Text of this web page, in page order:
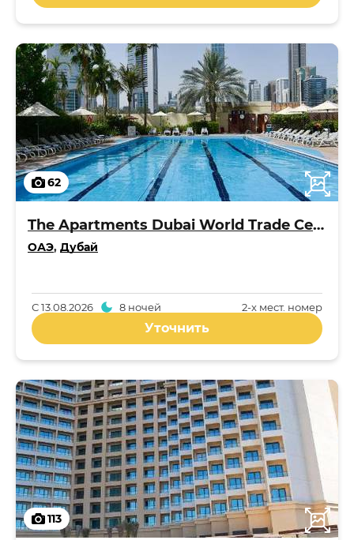
62
The Apartments Dubai World Trade Centre
ОАЭ, Дубай
2-x мест. номер
С13.08.2026 8 ночей
Уточнить
113